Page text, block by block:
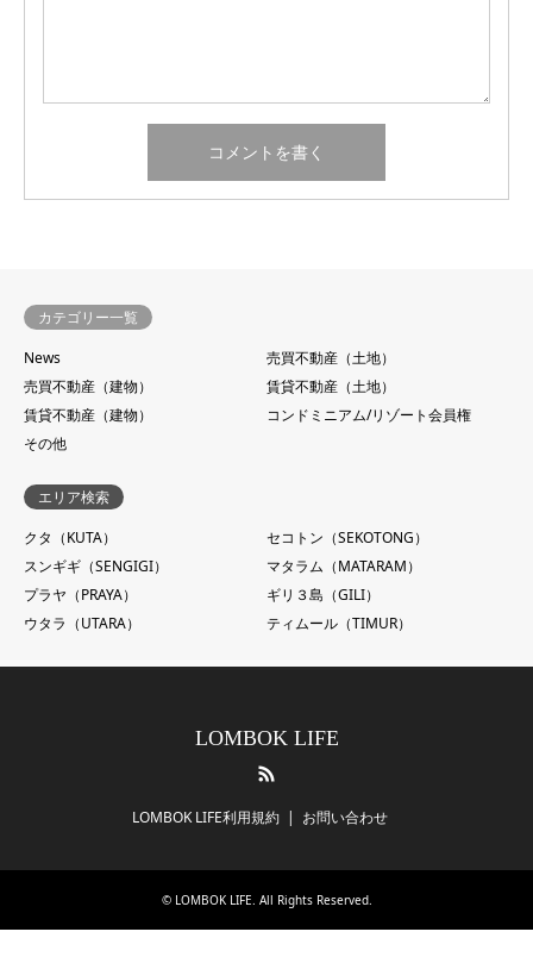
カテゴリー一覧
News
売買不動産（土地）
売買不動産（建物）
賃貸不動産（土地）
賃貸不動産（建物）
コンドミニアム/リゾート会員権
その他
エリア検索
クタ（KUTA）
セコトン（SEKOTONG）
スンギギ（SENGIGI）
マタラム（MATARAM）
プラヤ（PRAYA）
ギリ３島（GILI）
ウタラ（UTARA）
ティムール（TIMUR）
LOMBOK LIFE
LOMBOK LIFE利用規約 お問い合わせ
© LOMBOK LIFE . All Rights Reserved.